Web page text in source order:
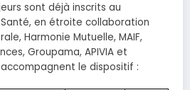
sont déjà inscrits au
en étroite collaboration
Harmonie Mutuelle, MAIF,
Groupama, APIVIA et
le dispositif :